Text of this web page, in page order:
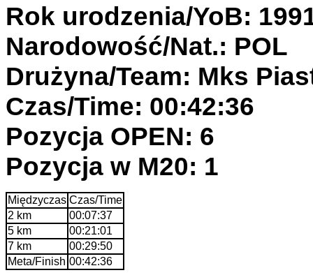
Rok urodzenia/YoB:
Narodowość/Nat.: POL
Drużyna/Team: Mks
Czas/Time: 00:42:36
Pozycja OPEN: 6
Pozycja w M20: 1
Międzyczas Czas/Time
2 km
00:07:37
5 km
00:21:01
7 km
00:29:50
Meta/Finish 00:42:36